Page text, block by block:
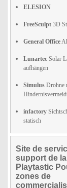
ELESION
FreeSculpt 3D
General Office
Lunartec Solar
aufhängen
Simulus Drohne
infactory
statisch
Site de
support de
Playtastic
zones de